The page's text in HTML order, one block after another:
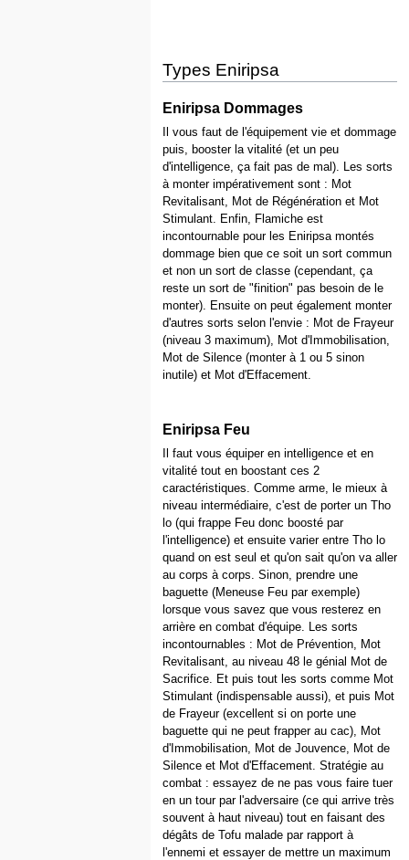
Types Eniripsa
Eniripsa Dommages
Il vous faut de l'équipement vie et dommage
puis, booster la vitalité (et un peu
d'intelligence, ça fait pas de mal). Les sorts
à monter impérativement sont : Mot
Revitalisant, Mot de Régénération et Mot
Stimulant. Enfin, Flamiche est
incontournable pour les Eniripsa montés
dommage bien que ce soit un sort commun
et non un sort de classe (cependant, ça
reste un sort de "finition" pas besoin de le
monter). Ensuite on peut également monter
d'autres sorts selon l'envie : Mot de Frayeur
(niveau 3 maximum), Mot d'Immobilisation,
Mot de Silence (monter à 1 ou 5 sinon
inutile) et Mot d'Effacement.
Eniripsa Feu
Il faut vous équiper en intelligence et en
vitalité tout en boostant ces 2
caractéristiques. Comme arme, le mieux à
niveau intermédiaire, c'est de porter un Tho
lo (qui frappe Feu donc boosté par
l'intelligence) et ensuite varier entre Tho lo
quand on est seul et qu'on sait qu'on va aller
au corps à corps. Sinon, prendre une
baguette (Meneuse Feu par exemple)
lorsque vous savez que vous resterez en
arrière en combat d'équipe. Les sorts
incontournables : Mot de Prévention, Mot
Revitalisant, au niveau 48 le génial Mot de
Sacrifice. Et puis tout les sorts comme Mot
Stimulant (indispensable aussi), et puis Mot
de Frayeur (excellent si on porte une
baguette qui ne peut frapper au cac), Mot
d'Immobilisation, Mot de Jouvence, Mot de
Silence et Mot d'Effacement. Stratégie au
combat : essayez de ne pas vous faire tuer
en un tour par l'adversaire (ce qui arrive très
souvent à haut niveau) tout en faisant des
dégâts de Tofu malade par rapport à
l'ennemi et essayer de mettre un maximum